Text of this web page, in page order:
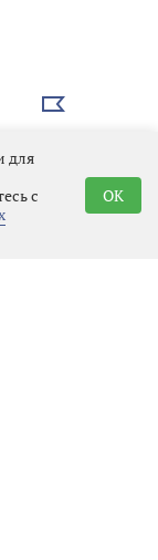
Выбрать
для
с
OK